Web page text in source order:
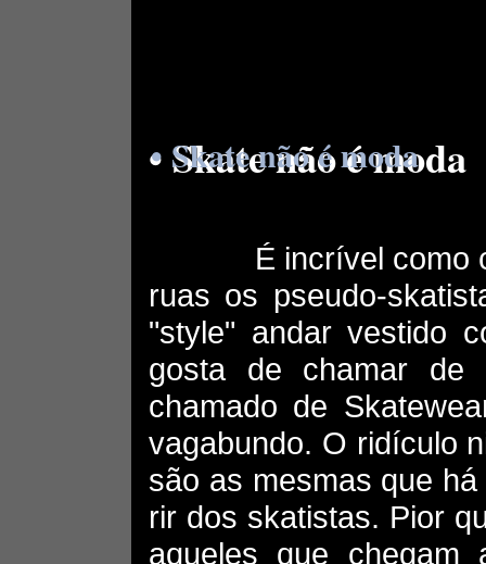
• Skate não é moda
• Skate não é moda
É incrível como
ruas os pseudo-
"style" andar vestido
gosta de chamar de
chamado de
vagabundo. O ridículo
são as mesmas que
rir dos skatistas. Pior
aqueles que chegam